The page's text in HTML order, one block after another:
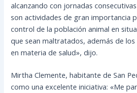
alcanzando con jornadas
son actividades de gran importancia
control de la población animal en
que sean maltratados, además de
en materia de salud», dijo.
Mirtha Clemente, habitante de San
como una excelente iniciativa: «Me